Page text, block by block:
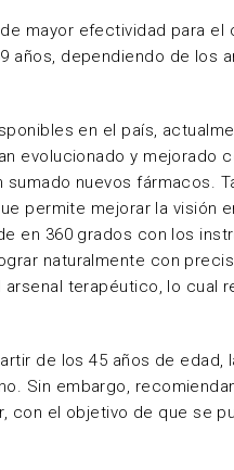
mayor efectividad para el
años, dependiendo de los
en el país,
evolucionado y mejorado
nuevos fármacos.
permite mejorar la visión
en 360 grados con los
naturalmente con
terapéutico, lo cual
de los 45 años de edad,
Sin embargo,
con el objetivo de que se